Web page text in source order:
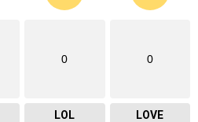
0
LOL
0
LOVE